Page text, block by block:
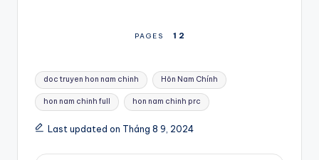
PAGES 1 2
Tags:
doc truyen hon nam chinh Hôn Nam Chính
hon nam chinh full hon nam chinh prc
Last updated on Tháng 8 9, 2024